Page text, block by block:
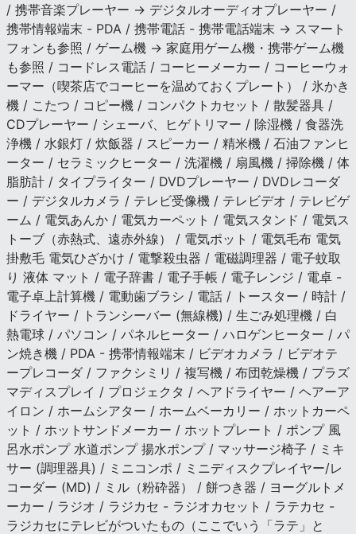
/ 携帯音楽プレーヤー → デジタルオーディオプレーヤー /
携帯情報端末 - PDA / 携帯電話 - 携帯電話端末 → スマート
フォンも参照 / ゲーム機 → 家庭用ゲーム機・携帯ゲーム機
も参照 / コードレス電話 / コーヒーメーカー / コーヒーウォ
ーマー（喫茶店でコーヒーを温めておくプレート） / 氷かき
機 / こたつ / コピー機 / コンパクトカセット / 散髪器具 /
CDプレーヤー / シェーバ、ヒゲトリマー / 除湿機 / 食器洗
浄機 / 水銀灯 / 炊飯器 / スピーカー / 精米機 / 石油ファンヒ
ーター / セラミックヒーター / 洗濯機 / 扇風機 / 掃除機 / 体
脂肪計 / タイプライター / DVDプレーヤー / DVDレコーダ
ー / デジタルカメラ / テレビ受像機 / テレビデオ / テレビゲ
ーム / 電気あんか / 電気カーペット / 電気スタンド / 電気ス
トーブ（赤熱式、遠赤外線） / 電気ポット / 電気毛布 電気
掛敷毛 電気ひざかけ / 電撃殺虫器 / 電磁調理器 / 電子蚊取
り 液体 マット / 電子辞書 / 電子手帳 / 電子レンジ / 電卓 -
電子卓上計算機 / 電動歯ブラシ / 電話 / トースター / 時計 /
ドライヤー / トランシーバー (無線機) / 生ごみ処理機 / 白
熱電球 / パソコン / パネルヒーター / ハロゲンヒーター / パ
ン焼き機 / PDA - 携帯情報端末 / ビデオカメラ / ビデオテ
ープレコーダ / ファクシミリ / 複写機 / 布団乾燥機 / プラズ
マディスプレイ / プロジェクタ / ヘアドライヤー / ヘアーア
イロン / ホームシアター / ホームベーカリー / ホットカーペ
ット / ホットサンドメーカー / ホットプレート / ポンプ 風
呂水ポンプ 水道ポンプ 揚水ポンプ / マッサージ椅子 / ミキ
サー (調理器具) / ミニコンポ / ミニディスクプレイヤー/レ
コーダー (MD) / ミル（粉砕器） / 餅つき器 / ヨーグルトメ
ーカー / ラジオ / ラジカセ - ラジオカセット / ラテカセ -
ラジカセにテレビがついたもの（ここでいう「ラテ」と